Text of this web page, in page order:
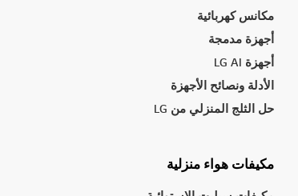
مكانس كهربائية
أجهزة مدمجة
أجهزة LG AI
الأدلة ونصائح الأجهزة
حل الثلج المنزلي من LG
مكيفات هواء منزلية